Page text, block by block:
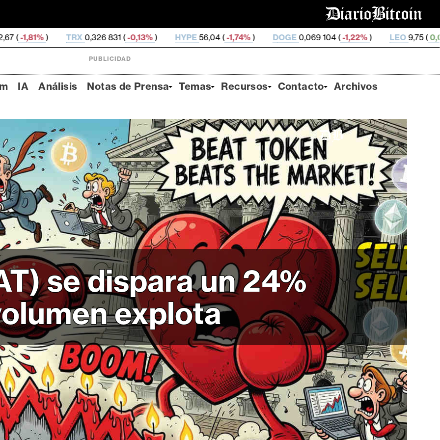
TRX0,326 831 ( -0,13%) HYPE56,04 ( -1,74%) DOGE0,069 104 (-1,22%) LEO9,75 (0,06%) ZEC
PUBLICIDAD
IA Análisis Notas de Prensa Temas Recursos Contacto Archivos
se dispara un 24%
explota